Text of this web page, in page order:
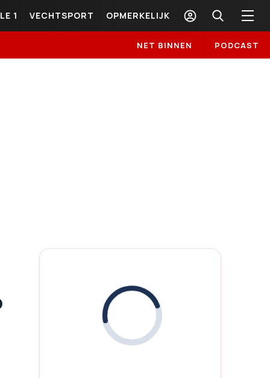
1 VECHTSPORT OPMERKELIJK
NET BINNEN PODCAST